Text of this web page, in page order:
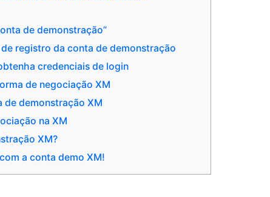
de demonstração”
registro da conta de demonstração
credenciais de login
de negociação XM
de demonstração XM
na XM
XM?
a conta demo XM!